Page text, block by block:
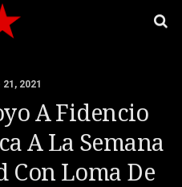
2021
A Fidencio
A La Semana
Con Loma De